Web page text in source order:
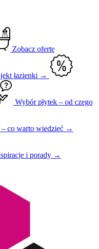
Zobacz ofertę
łazienki →
Wybór płytek – od czego
– co warto wiedzieć →
i porady →